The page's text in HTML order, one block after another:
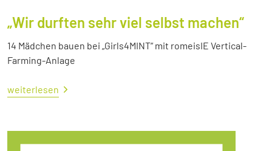
„Wir durften sehr viel selbst machen“
14 Mädchen bauen bei „Girls4MINT“ mit romeisIE Vertical-
Farming-Anlage
weiterlesen